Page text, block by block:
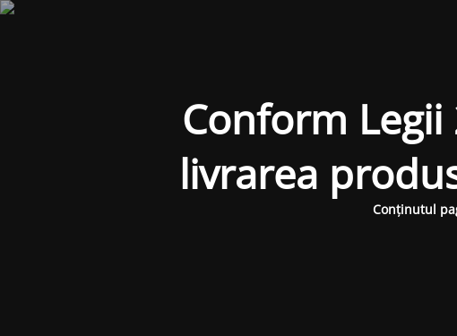
Conform
livrarea
Conținutul